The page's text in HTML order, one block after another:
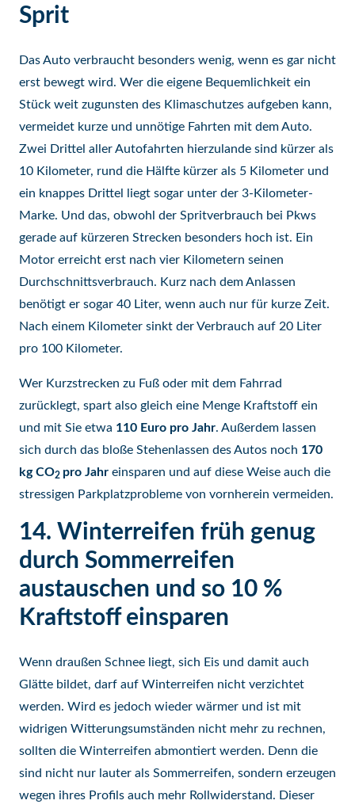
Sprit
Das Auto verbraucht besonders wenig, wenn es gar nicht
erst bewegt wird. Wer die eigene Bequemlichkeit ein
Stück weit zugunsten des Klimaschutzes aufgeben kann,
vermeidet kurze und unnötige Fahrten mit dem Auto.
Zwei Drittel aller Autofahrten hierzulande sind kürzer als
10 Kilometer, rund die Hälfte kürzer als 5 Kilometer und
ein knappes Drittel liegt sogar unter der 3-Kilometer-
Marke. Und das, obwohl der Spritverbrauch bei Pkws
gerade auf kürzeren Strecken besonders hoch ist. Ein
Motor erreicht erst nach vier Kilometern seinen
Durchschnittsverbrauch. Kurz nach dem Anlassen
benötigt er sogar 40 Liter, wenn auch nur für kurze Zeit.
Nach einem Kilometer sinkt der Verbrauch auf 20 Liter
pro 100 Kilometer.
Wer Kurzstrecken zu Fuß oder mit dem Fahrrad
zurücklegt, spart also gleich eine Menge Kraftstoff ein
und mit Sie etwa 110 Euro pro Jahr. Außerdem lassen
sich durch das bloße Stehenlassen des Autos noch 170
kg CO2 pro Jahr einsparen und auf diese Weise auch die
stressigen Parkplatzprobleme von vornherein vermeiden.
14. Winterreifen früh genug
durch Sommerreifen
austauschen und so 10 %
Kraftstoff einsparen
Wenn draußen Schnee liegt, sich Eis und damit auch
Glätte bildet, darf auf Winterreifen nicht verzichtet
werden. Wird es jedoch wieder wärmer und ist mit
widrigen Witterungsumständen nicht mehr zu rechnen,
sollten die Winterreifen abmontiert werden. Denn die
sind nicht nur lauter als Sommerreifen, sondern erzeugen
wegen ihres Profils auch mehr Rollwiderstand. Dieser